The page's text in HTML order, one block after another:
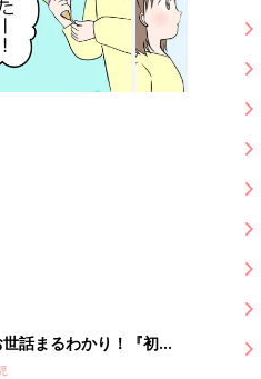
話まるわかり！『初め
ブ 夏号』〈巻頭大特